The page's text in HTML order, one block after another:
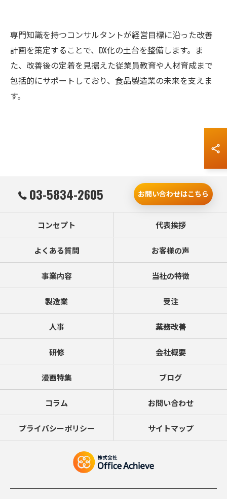
専門知識を持つコンサルタントが経営目標に沿った改善
計画を策定することで、DX化の土台を整備します。ま
た、改善後の定着を見据えた従業員教育や人材育成まで
包括的にサポートしており、食品製造業の未来を支えま
す。
03-5834-2605 お問い合わせはこちら
コンセプト 代表挨拶
よくある質問 お客様の声
事業内容 当社の特徴
製造業 受注
人事 業務改善
研修 会社概要
漫画特集 ブログ
コラム お問い合わせ
プライバシーポリシー サイトマップ
お問い合わせはこちら